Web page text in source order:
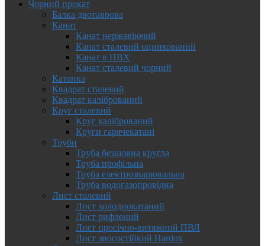
Чорний прокат
Балка двотаврова
Канат
Канат нержавіючий
Канат сталевий оцинкований
Канат в ПВХ
Канат сталевий чорний
Катанка
Квадрат сталевий
Квадрат калібрований
Круг сталевий
Круг калібрований
Круги гарячекатані
Труби
Труба безшовна кругла
Труба профільна
Труба електрозварювальна
Труба водогазопровідна
Лист сталевий
Лист холоднокатаний
Лист рифлений
Лист просічно-витяжний ПВЛ
Лист зносостійкий Hardox